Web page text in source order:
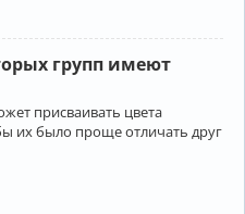
групп имеют
присваивать цвета
их было проще отличать друг